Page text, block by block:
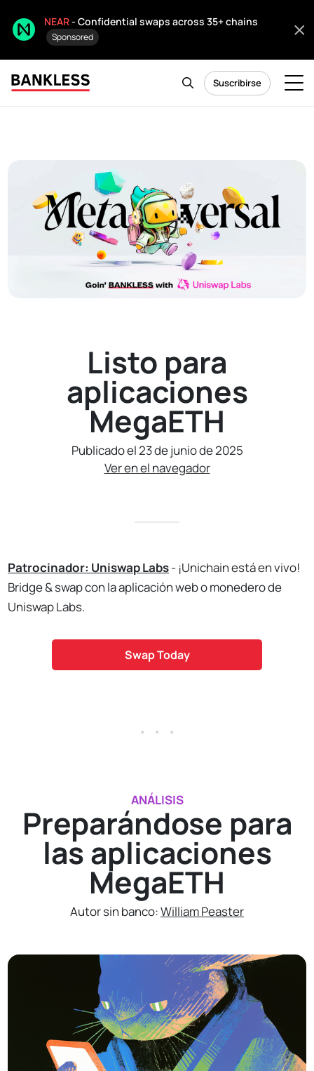
NEAR- Confidential swaps across 35+ chains
Sponsored
Suscribirse
Listo para
aplicaciones
MegaETH
Publicado el 23 de junio de 2025
Ver en el navegador
Patrocinador: Uniswap Labs- ¡Unichain está en vivo!
Bridge & swap con la aplicación web o monedero de
Uniswap Labs.
Swap Today
. . .
ANÁLISIS
Preparándose para
las aplicaciones
MegaETH
Autor sin banco:William Peaster